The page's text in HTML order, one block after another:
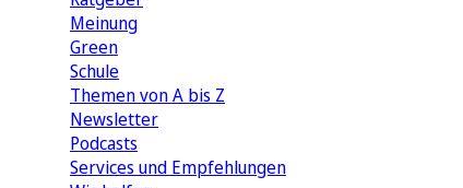
Meinung
Green
Schule
Themen von A bis Z
Newsletter
Podcasts
Services und Empfehlungen